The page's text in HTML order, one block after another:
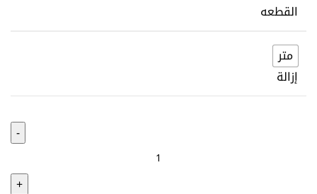
القطعه
متر
إزالة